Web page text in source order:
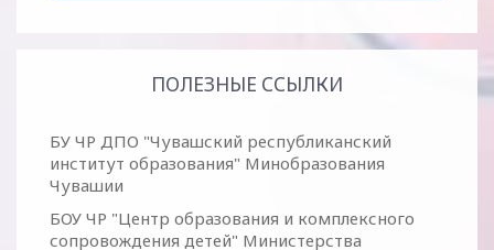
ПОЛЕЗНЫЕ ССЫЛКИ
БУ ЧР ДПО "Чувашский республиканский
институт образования" Минобразования
Чувашии
БОУ ЧР "Центр образования и комплексного
сопровождения детей" Министерства